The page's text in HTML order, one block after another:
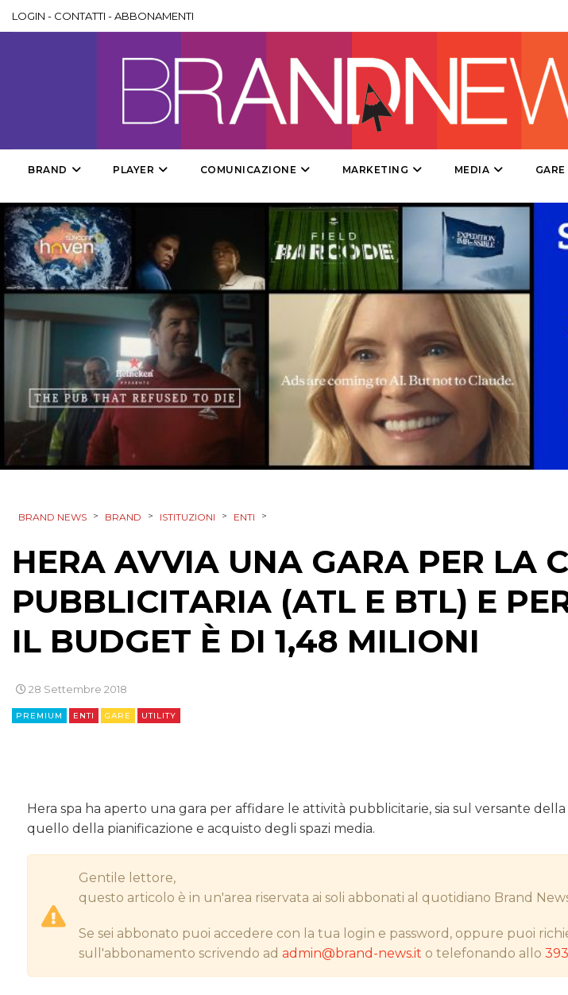
DESIGN
PUNTI VENDITA
CSR
STRATEGIE
CINEMA
RADIO / AUDIO
NORMATIVE
TREND
LOGIN - CONTATTI -ABBONAMENTI
BRAND PLAYER COMUNICAZIONE MARKETING MEDIA GARE
BRAND NEWS > BRAND > ISTITUZIONI > ENTI >
HERA AVVIA UNA GARA PER LA
PUBBLICITARIA (ATL E BTL) E
IL BUDGET È DI 1,48 MILIONI
28 Settembre 2018
PREMIUM ENTI GARE UTILITY
Hera spa ha aperto una gara per affidare le attività pubblicitarie, sia sul versante
quello della pianificazione e acquisto degli spazi media.
Gentile lettore,
questo articolo è in un'area riservata ai soli abbonati al quotidiano Brand
Se sei abbonato puoi accedere con la tua login e password, oppure puoi
sull'abbonamento scrivendo adadmin@brand-news.it o telefonando allo